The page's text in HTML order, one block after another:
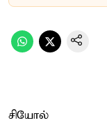
சியோல்